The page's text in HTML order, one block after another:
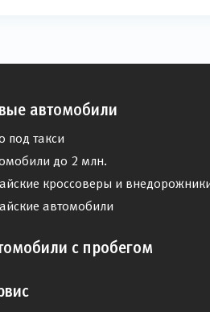
автомобили
под такси
до 2 млн.
кроссоверы и
автомобили
с пробегом